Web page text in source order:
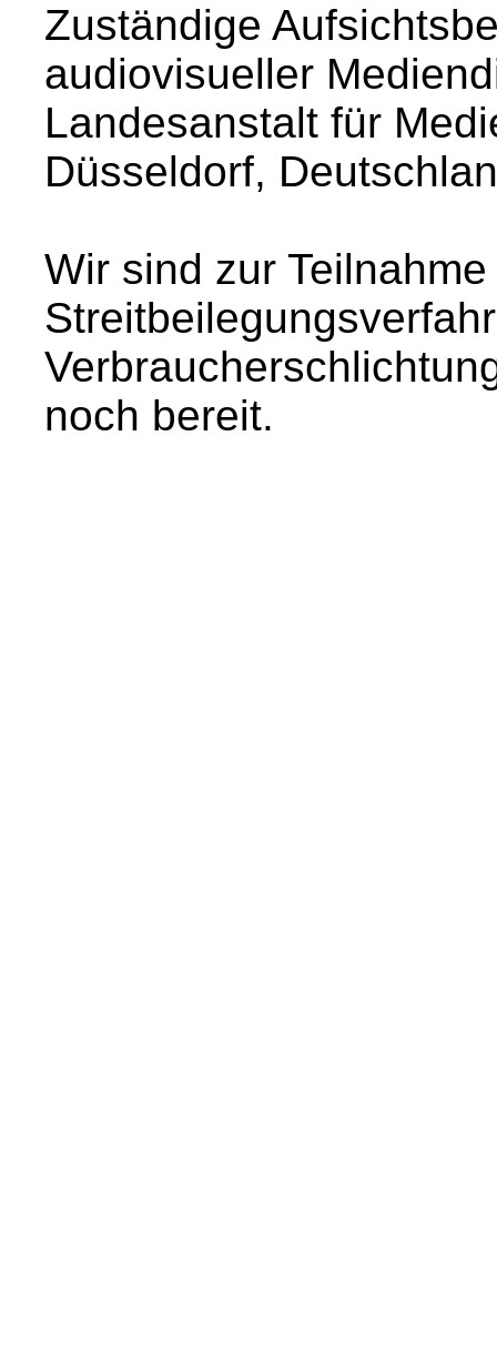
Zuständige
audiovisueller
Landesanstalt für
Düsseldorf,
Wir sind zur
noch bereit.